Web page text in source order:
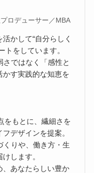
ロデューサー／MBA
かして“自分らしく
トをしています。
ではなく「感性と
す実践的な知恵を
をもとに、繊細さを
デザインを提案。
くりや、働き方・生
します。
、あなたらしい豊か